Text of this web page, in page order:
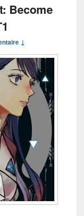
Become
↓